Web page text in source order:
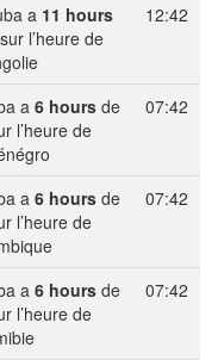
a 11 hours
l’heure de
12:42
a 6 hours de
l’heure de
07:42
a 6 hours de
l’heure de
07:42
a 6 hours de
l’heure de
07:42